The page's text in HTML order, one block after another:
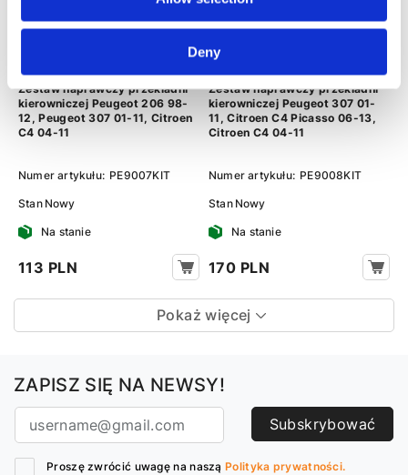
Deny
Zestaw naprawczy przekladni
kierowniczej Peugeot 206 98-
12, Peugeot 307 01-11, Citroen
C4 04-11
Numer artykułu: PE9007KIT
Stan Nowy
Na stanie
113 PLN
Zestaw naprawczy przekladni
kierowniczej Peugeot 307 01-
11, Citroen C4 Picasso 06-13,
Citroen C4 04-11
Numer artykułu: PE9008KIT
Stan Nowy
Na stanie
170 PLN
Pokaż więcej
ZAPISZ SIĘ NA NEWSY!
Subskrybować
Proszę zwrócić uwagę na naszą Polityka prywatności.